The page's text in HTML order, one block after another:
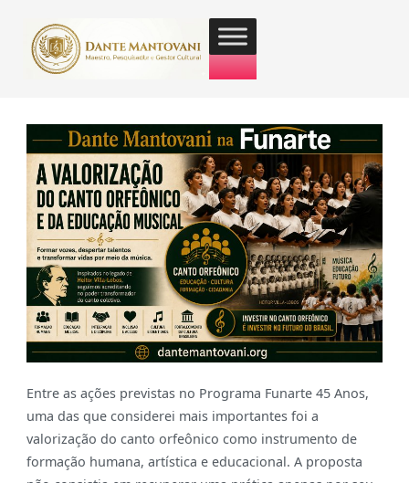
Entre as ações previstas no Programa Funarte 45 Anos,
uma das que considerei mais importantes foi a
valorização do canto orfeônico como instrumento de
formação humana, artística e educacional. A proposta